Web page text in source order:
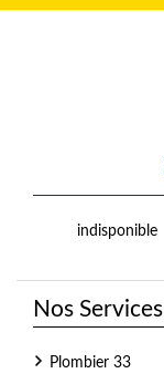
indisponible
Nos Services
Plombier 33